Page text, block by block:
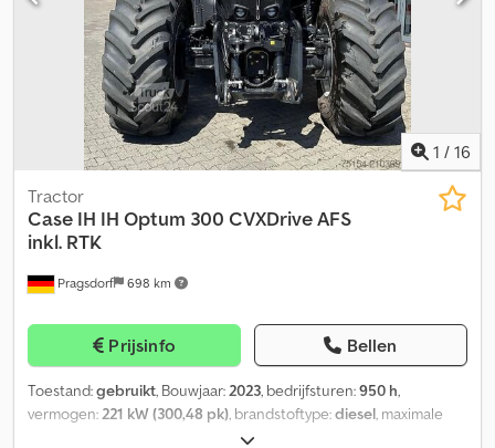
aanpassen aan uw wensen, neem dan contact met ons op (dhr.
Enchev). Wij kijken uit naar uw telefoontje! Fouten en wijzigingen
voorbehouden. Uw gebruikte voertuig kunnen wij graag inruilen.
Financiering direct bij ons in huis mogelijk. GOLEC
NUTZFAHRZEUGE GMBH Wij spreken: Duits, Engels, Spaans, Pools,
Oekraïens, Russisch, Bulgaars.
1 / 16
Pragsdorf 698 km
Tractor
Case IH IH Optum 300 CVXDrive AFS
inkl. RTK
Prijsinfo Bellen
Toestand:gebruikt, Bouwjaar:2023, bedrijfsturen:950 h,
vermogen:221 kW (300,48 pk), brandstoftype:diesel, maximale
, voorbandmaat: